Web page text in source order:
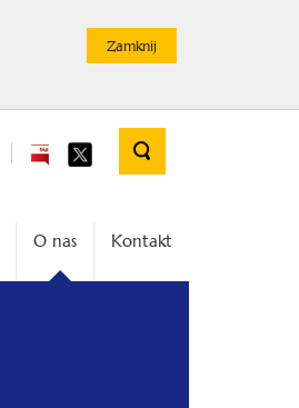
O nas Kontakt